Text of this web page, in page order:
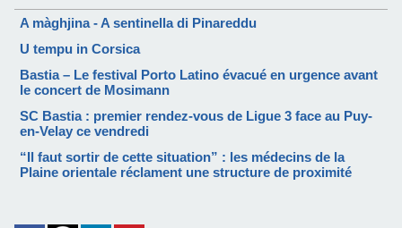
A màghjina - A sentinella di Pinareddu
U tempu in Corsica
Bastia – Le festival Porto Latino évacué en urgence avant
le concert de Mosimann
SC Bastia : premier rendez-vous de Ligue 3 face au Puy-
en-Velay ce vendredi
“Il faut sortir de cette situation” : les médecins de la
Plaine orientale réclament une structure de proximité